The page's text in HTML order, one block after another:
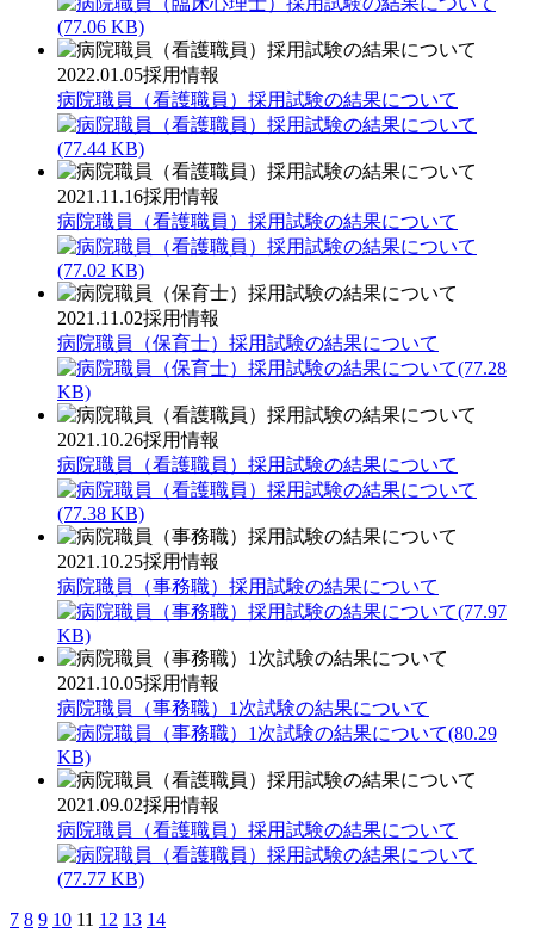
(77.06 KB)
2022.01.05採用情報
病院職員（看護職員）採用試験の結果について
(77.44 KB)
2021.11.16採用情報
病院職員（看護職員）採用試験の結果について
(77.02 KB)
2021.11.02採用情報
病院職員（保育士）採用試験の結果について
(77.28
KB)
2021.10.26採用情報
病院職員（看護職員）採用試験の結果について
(77.38 KB)
2021.10.25採用情報
病院職員（事務職）採用試験の結果について
(77.97
KB)
2021.10.05採用情報
病院職員（事務職）1次試験の結果について
(80.29
KB)
2021.09.02採用情報
病院職員（看護職員）採用試験の結果について
(77.77 KB)
7 8 9 10 11 12 13 14